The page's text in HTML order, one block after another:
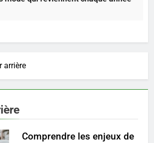
arrière
Comprendre les enjeux de